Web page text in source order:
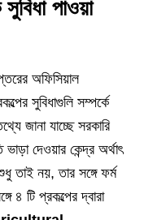
পাওয়া
অফিসিয়াল
সুবিধাগুলি সম্পর্কে
জানা যাচ্ছে সরকারি
দেওয়ার কেন্দ্র অর্থাৎ
নয়, তার সঙ্গে ফর্ম
৪ টি প্রকল্পের দ্বারা